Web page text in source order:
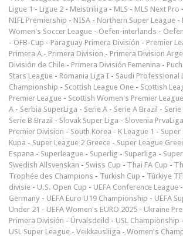
Ligue 1 - Ligue 2 - Meistriliiga - MLS - MLS Next Pro -
NIFL Premiership - NISA - Northern Super League -
Women's Soccer League - Oefen-interlands -
- ÖFB-Cup - Paraguay Primera División - Premier
Primera A - Primera Division - Primera Division
División de Chile - Primera División Femenina -
Stars League - Romania Liga I - Saudi Professional
Championship - Scottish League One - Scottish
Premier League - Scottish Women's Premier League
A - Serbia SuperLiga - Serie A - Serie A Brazil -
Serie B Brazil - Slovak Super Liga - Slovenia PrvaLiga
Premier Division - South Korea - K League 1 - Super
Kupa - Super League 2 Greece - Super League
Espana - Superleague - Superlig - Superliga -
Swedish Allsvenskan - Swiss Cup - Thai FA Cup -
Trophée des Champions - Turkish Cup - Türkiye
divisie - U.S. Open Cup - UEFA Conference League -
Germany - UEFA Euro U19 Championship - UEFA
Under 21 - UEFA Women's EURO 2025 - Ukraine
Primera División - Úrvalsdeild - USL Championship -
USL Super League - Veikkausliiga - Women's